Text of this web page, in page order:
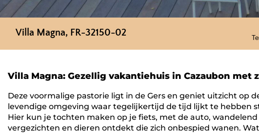
Villa Magna, FR-32150-02
Villa Magna: Gezellig vakantiehuis in Cazaubon met
Deze voormalige pastorie ligt in de Gers en geniet uitzicht op
levendige omgeving waar tegelijkertijd de tijd lijkt te hebben
Hier kun je tochten maken op je fiets, met de auto,
vergezichten en dieren ontdekt die zich onbespied wanen.